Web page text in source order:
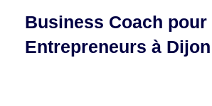
Business Coach pour
Entrepreneurs à Dijon